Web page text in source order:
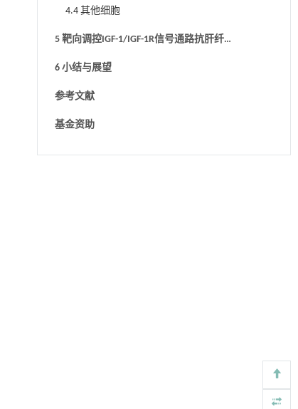
4.4 其他细胞
5 靶向调控IGF-1/IGF-1R信号通路抗肝纤维
化的药物、小分子等研究进展
6 小结与展望
参考文献
基金资助